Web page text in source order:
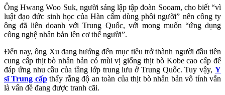
Ông Hwang Woo Suk, người sáng lập tập đoàn Sooam, cho biết “vì
luật đạo đức sinh học của Hàn cấm dùng phôi người” nên công ty
ông đã liên doanh với Trung Quốc, với mong muốn “ứng dụng
công nghệ nhân bản lên cơ thể người”.
Đến nay, ông Xu đang hướng đến mục tiêu trở thành người đầu tiên
cung cấp thịt bò nhân bản có mùi vị giống thịt bò Kobe cao cấp để
đáp ứng nhu cầu của tầng lớp trung lưu ở Trung Quốc. Tuy vậy, Y
sĩ Trung cấpthấy rằng độ an toàn của thịt bò nhân bản vô tính vẫn
là vấn đề đang được tranh cãi.